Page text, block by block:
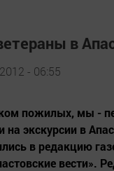
в
- 06:55
пожилых, мы -
экскурсии в
в редакцию
вести».